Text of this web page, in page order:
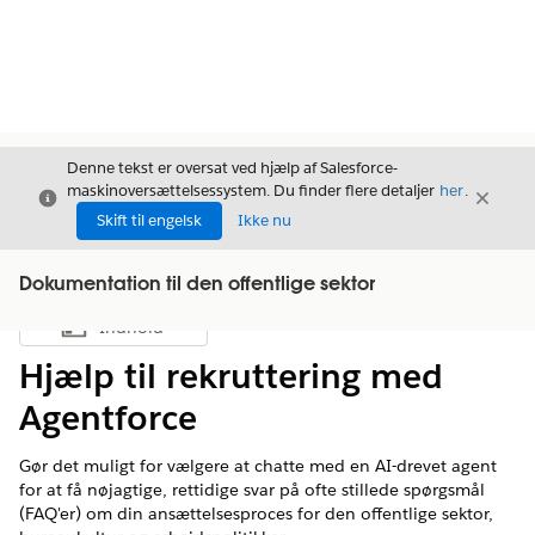
Luk
Denne tekst er oversat ved hjælp af Salesforce-
maskinoversættelsessystem. Du finder flere detaljer her.
Skift til engelsk
Ikke nu
Luk
Dokumentation til den offentlige sektor
Vis indholdsfortegnelse
Indhold
Hjælp til rekruttering med
Agentforce
Gør det muligt for vælgere at chatte med en AI-drevet agent
for at få nøjagtige, rettidige svar på ofte stillede spørgsmål
(FAQ'er) om din ansættelsesproces for den offentlige sektor,